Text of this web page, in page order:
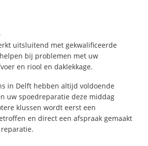
uitsluitend met gekwalificeerde
bij problemen met uw
en riool en daklekkage.
in Delft hebben altijd voldoende
uw spoedreparatie deze middag
klussen wordt eerst een
en direct een afspraak gemaakt